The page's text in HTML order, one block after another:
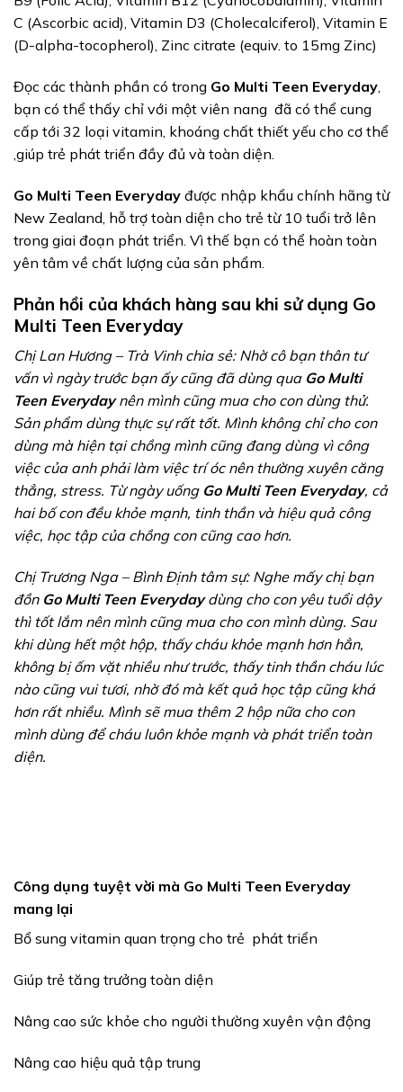
C (Ascorbic acid), Vitamin D3 (Cholecalciferol), Vitamin E
(D-alpha-tocopherol), Zinc citrate (equiv. to 15mg Zinc)
Đọc các thành phần có trong Go Multi Teen Everyday
bạn có thể thấy chỉ với một viên nang đã có thể cung
cấp tới 32 loại vitamin, khoáng chất thiết yếu cho cơ thể
,giúp trẻ phát triển đầy đủ và toàn diện.
Go Multi Teen Everyday được nhập khẩu chính hãng từ
New Zealand, hỗ trợ toàn diện cho trẻ từ 10 tuổi trở lên
trong giai đoạn phát triển. Vì thế bạn có thể hoàn toàn
yên tâm về chất lượng của sản phẩm.
Phản hồi của khách hàng sau khi sử dụng Go
Multi Teen Everyday
Chị Lan Hương – Trà Vinh chia sẻ: Nhờ cô bạn thân tư
vấn vì ngày trước bạn ấy cũng đã dùng qua Go Multi
Teen Everydaynên mình cũng mua cho con dùng thử.
Sản phẩm dùng thực sự rất tốt. Mình không chỉ cho con
dùng mà hiện tại chồng mình cũng đang dùng vì công
việc của anh phải làm việc trí óc nên thường xuyên căng
thẳng, stress. Từ ngày uống Go Multi Teen Everyday, cả
hai bố con đều khỏe mạnh, tinh thần và hiệu quả công
việc, học tập của chồng con cũng cao hơn.
Chị Trương Nga – Bình Định tâm sự: Nghe mấy chị bạn
đồn Go Multi Teen Everydaydùng cho con yêu tuổi dậy
thì tốt lắm nên mình cũng mua cho con mình dùng. Sau
khi dùng hết một hộp, thấy cháu khỏe mạnh hơn hẳn,
không bị ốm vặt nhiều như trước, thấy tinh thần cháu lúc
nào cũng vui tươi, nhờ đó mà kết quả học tập cũng khá
hơn rất nhiều. Mình sẽ mua thêm 2 hộp nữa cho con
mình dùng để cháu luôn khỏe mạnh và phát triển toàn
diện.
Công dụng tuyệt vời mà Go Multi Teen Everyday
mang lại
Bổ sung vitamin quan trọng cho trẻ phát triển
Giúp trẻ tăng trưởng toàn diện
Nâng cao sức khỏe cho người thường xuyên vận động
Nâng cao hiệu quả tập trung